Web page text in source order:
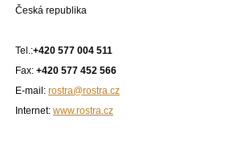
Česká republika
Tel.:+420 577 004 511
Fax: +420 577 452 566
E-mail: rostra@rostra.cz
Internet: www.rostra.cz